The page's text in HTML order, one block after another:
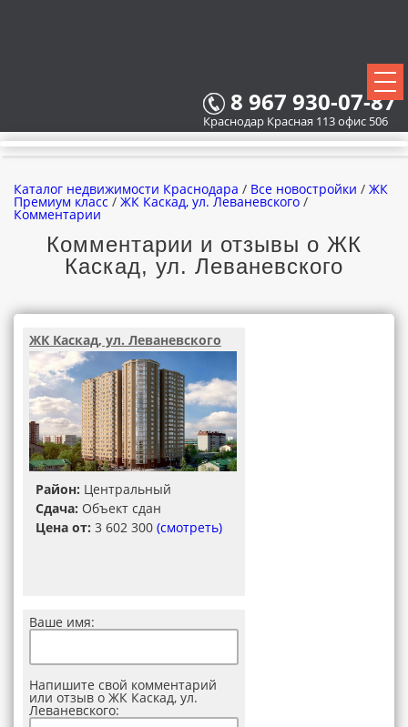
8 967 930-07-87
Краснодар Красная 113 офис 506
ВСЕ НОВОСТРОЙКИ
ВСЕ КОТТЕДЖНЫЕ ПОСЕЛКИ
Каталог недвижимости Краснодара / Все новостройки / ЖК
Премиум класс / ЖК Каскад, ул. Леваневского /
Комментарии
Комментарии и отзывы о ЖК
Каскад, ул. Леваневского
ЖК Каскад, ул. Леваневского
Район: Центральный
Сдача: Объект сдан
Цена от: 3 602 300 (смотреть)
Ваше имя:
Напишите свой комментарий
или отзыв о ЖК Каскад, ул.
Леваневского: